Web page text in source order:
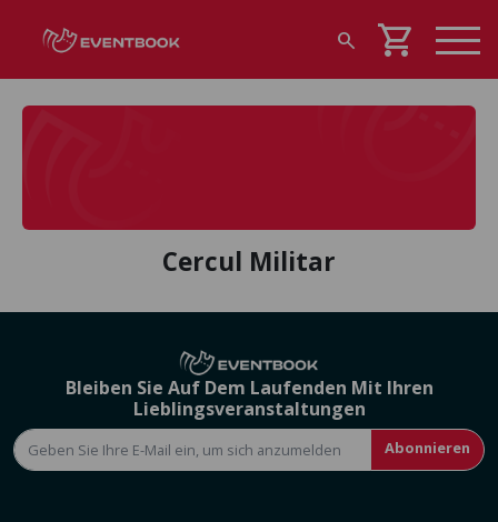
search shopping_cart
Cercul Militar
Bleiben Sie Auf Dem Laufenden Mit Ihren
Lieblingsveranstaltungen
Abonnieren